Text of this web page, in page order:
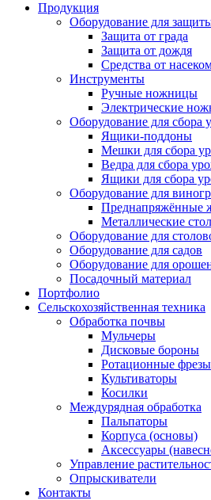
Продукция
Оборудование для
Защита от града
Защита от дождя
Средства от
Инструменты
Ручные ножницы
Электрические
Оборудование для сбора
Ящики-поддоны
Мешки для сбора
Ведра для сбора
Ящики для сбора
Оборудование для
Преднапряжённые
Металлические
Оборудование для
Оборудование для садов
Оборудование для
Посадочный материал
Портфолио
Сельскохозяйственная техника
Обработка почвы
Мульчеры
Дисковые бороны
Ротационные фрезы
Культиваторы
Косилки
Междурядная обработка
Пальпаторы
Корпуса (основы)
Аксессуары
Управление
Опрыскиватели
Контакты